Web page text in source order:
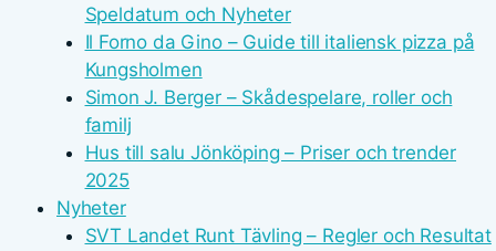
Speldatum och Nyheter
Il Forno da Gino – Guide till italiensk pizza på
Kungsholmen
Simon J. Berger – Skådespelare, roller och
familj
Hus till salu Jönköping – Priser och trender
2025
Nyheter
SVT Landet Runt Tävling – Regler och Resultat